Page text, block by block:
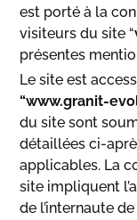
est porté à la
visiteurs du site “
présentes
Le site est
“www.granit-
du site sont
détaillées ci-
applicables. La
site impliquent
de l’internaute